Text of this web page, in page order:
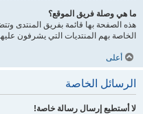
ما هي وصلة فريق الموقع؟
هذه الصفحة بها قائمة بفريق المنتدى
الخاصة بهم المنتديات التي يشرفون
أعلى
الرسائل الخاصة
لا أستطيع إرسال رسالة خاصة!